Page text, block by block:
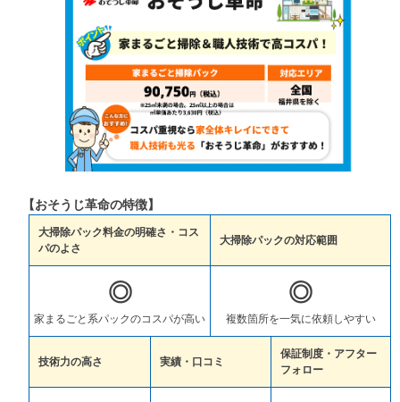
【おそうじ革命の特徴】
大掃除パック料金の明確さ・コス
パのよさ
大掃除パックの対応範囲
◎
家まるごと系パックのコスパが高い
◎
複数箇所を一気に依頼しやすい
技術力の高さ 実績・口コミ
保証制度・アフター
フォロー